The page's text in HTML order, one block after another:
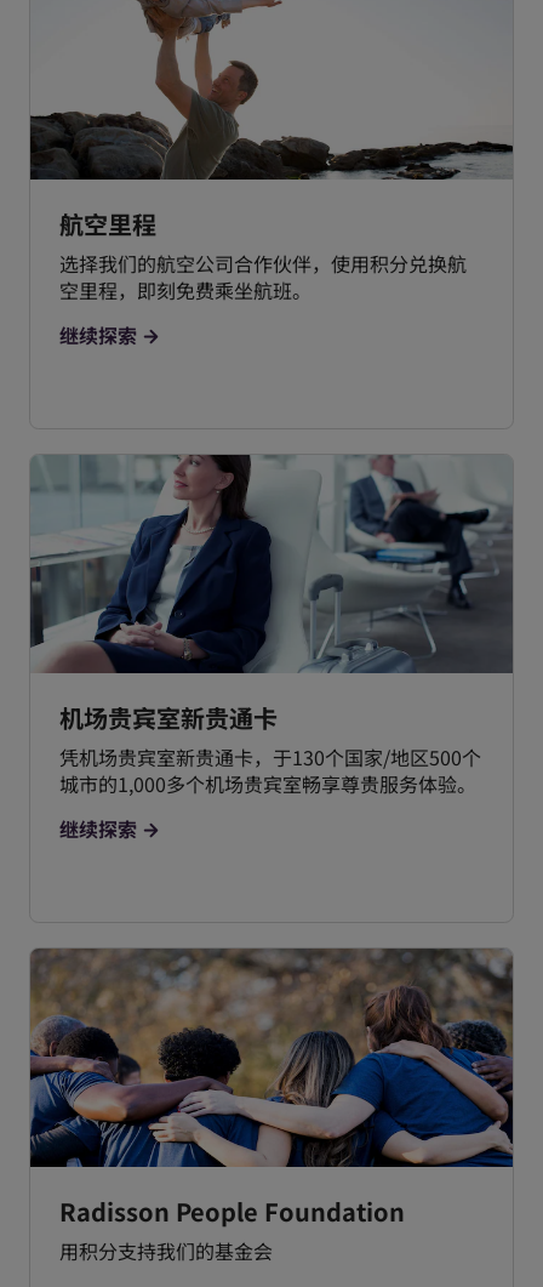
航空里程
选择我们的航空公司合作伙伴，使用积分兑换航
空里程，即刻免费乘坐航班。
继续探索
机场贵宾室新贵通卡
凭机场贵宾室新贵通卡，于130个国家/地区500个
城市的1,000多个机场贵宾室畅享尊贵服务体验。
继续探索
Radisson People Foundation
用积分支持我们的基金会